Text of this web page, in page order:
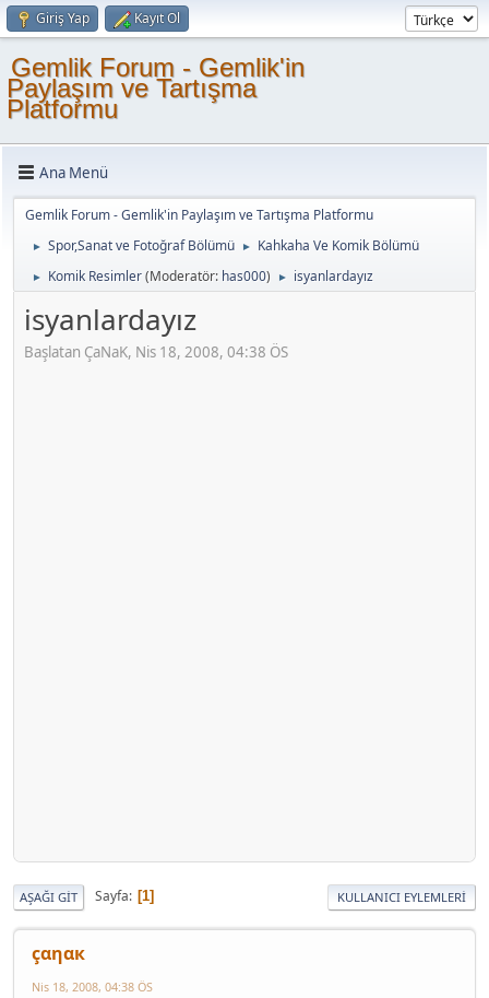
Giriş Yap Kayıt Ol
Gemlik Forum - Gemlik'in
Paylaşım ve Tartışma
Platformu
Ana Menü
Gemlik Forum - Gemlik'in Paylaşım ve Tartışma Platformu
► Spor,Sanat ve Fotoğraf Bölümü ► Kahkaha Ve Komik Bölümü
► Komik Resimler(Moderatör: has000) ► isyanlardayız
isyanlardayız
Başlatan ÇaNaK, Nis 18, 2008, 04:38 ÖS
AŞAĞI GIT Sayfa 1 KULLANICI EYLEMLERI
çαηαк
Nis 18, 2008, 04:38 ÖS